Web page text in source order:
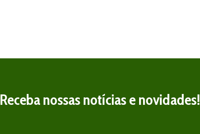
Receba nossas notícias e novidades!